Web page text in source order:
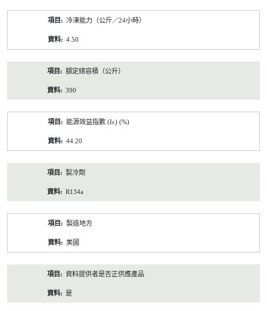
冷凍能力（公斤／24小時）
4.50
額定總容積（公升）
390
能源效益指數 (Iε) (%)
44.20
製冷劑
R134a
製造地方
美國
資料提供者是否正供應產品
是